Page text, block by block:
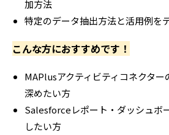
加方法
特定のデータ抽出方法と活用例を
こんな方におすすめです！
MAPlusアクティビティコネクタ
深めたい方
Salesforceレポート・ダッシュボ
したい方